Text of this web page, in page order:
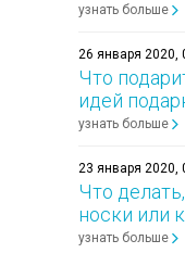
узнать больше
26 января 2020,
Что
идей
узнать больше
23 января 2020,
Что
носки или
узнать больше